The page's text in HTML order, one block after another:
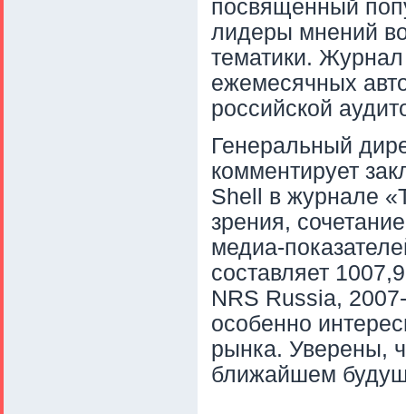
посвященный
лидеры мнений
тематики.
ежемесячных
российской
Генеральный
комментирует
Shell в журнале
зрения,
медиа-
составляет
NRS Russia,
особенно
рынка. Уверены,
ближайшем